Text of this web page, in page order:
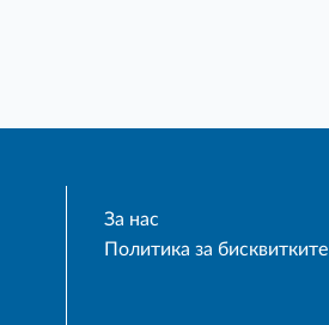
За нас
Политика за бисквитките